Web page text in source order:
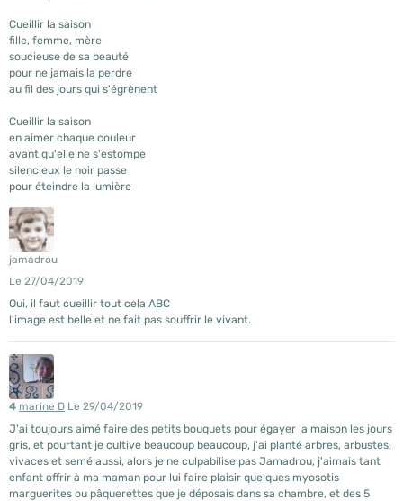
Cueillir la saison
fille, femme, mère
soucieuse de sa beauté
pour ne jamais la perdre
au fil des jours qui s'égrènent
Cueillir la saison
en aimer chaque couleur
avant qu'elle ne s'estompe
silencieux le noir passe
pour éteindre la lumière
jamadrou
Le 27/04/2019
Oui, il faut cueillir tout cela ABC
l'image est belle et ne fait pas souffrir le vivant.
4 marine D Le 29/04/2019
J'ai toujours aimé faire des petits bouquets pour égayer la maison les jours
gris, et pourtant je cultive beaucoup beaucoup, j'ai planté arbres, arbustes,
vivaces et semé aussi, alors je ne culpabilise pas Jamadrou, j'aimais tant
enfant offrir à ma maman pour lui faire plaisir quelques myosotis
marguerites ou pâquerettes que je déposais dans sa chambre, et des 5